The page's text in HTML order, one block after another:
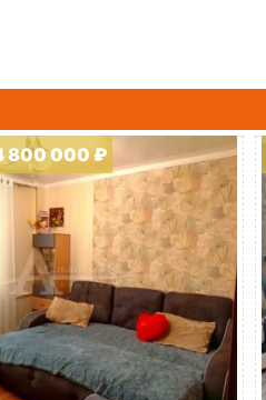
800 000 ₽